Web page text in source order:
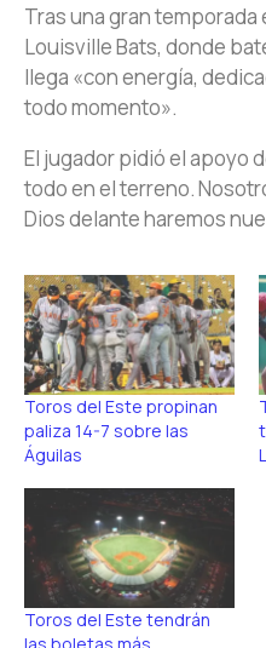
Tras una gran temporada
Louisville Bats, donde
llega «con energía,
todo momento».
El jugador pidió el apoyo
todo en el terreno.
Dios delante haremos
Toros del Este propinan
paliza 14-7 sobre las
Águilas
Toros del Este tendrán